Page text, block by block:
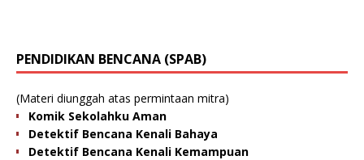
PENDIDIKAN BENCANA (SPAB)
(Materi diunggah atas permintaan mitra)
Komik Sekolahku Aman
Detektif Bencana Kenali Bahaya
Detektif Bencana Kenali Kemampuan